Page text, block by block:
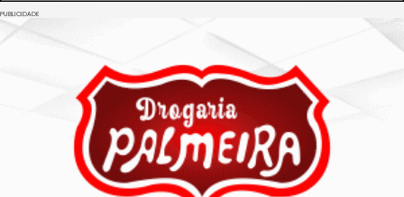
PUBLICIDADE